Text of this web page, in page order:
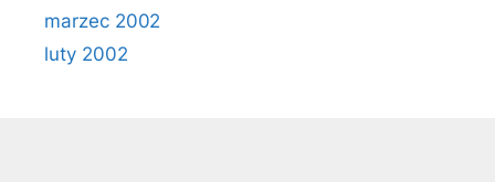
marzec 2002
luty 2002